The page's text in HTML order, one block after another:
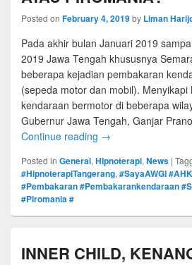
Posted on February 4, 2019by Liman
Pada akhir bulan Januari 2019
2019 Jawa Tengah khususnya
beberapa kejadian pembakaran
(sepeda motor dan mobil). Menyikapi
kendaraan bermotor di beberapa
Gubernur Jawa Tengah, Ganjar
Continue reading →
Posted in General, HIpnoterapi, News |
#HipnoterapiTangerang, #SayaAWGI
#Pembakaran #Pembakarankendaraan
#Piromania #
INNER CHILD,